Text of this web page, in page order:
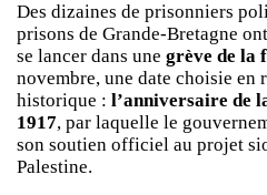
Des dizaines de prisonniers
prisons de Grande-Bretagne
se lancer dans une grève de la
novembre, une date choisie
historique : l’anniversaire de
1917, par laquelle le
son soutien officiel au projet
Palestine.